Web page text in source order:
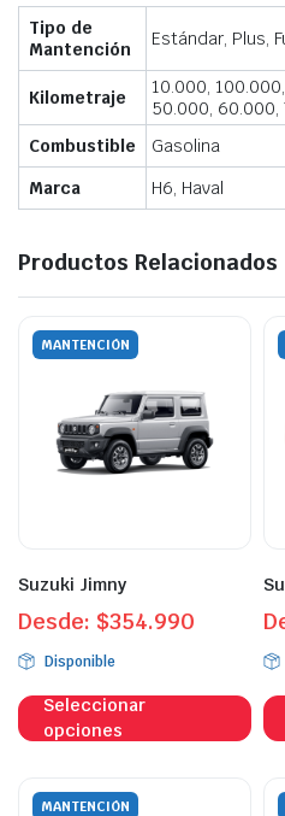
Tipo de
Mantención
Estándar, Plus,
Kilometraje
10.000,
50.000, 60.000,
Combustible
Gasolina
Marca
H6, Haval
Productos Relacionados
MANTENCIÓN
Suzuki Jimny
Desde: $354.990
Disponible
Seleccionar
opciones
MANTENCIÓN